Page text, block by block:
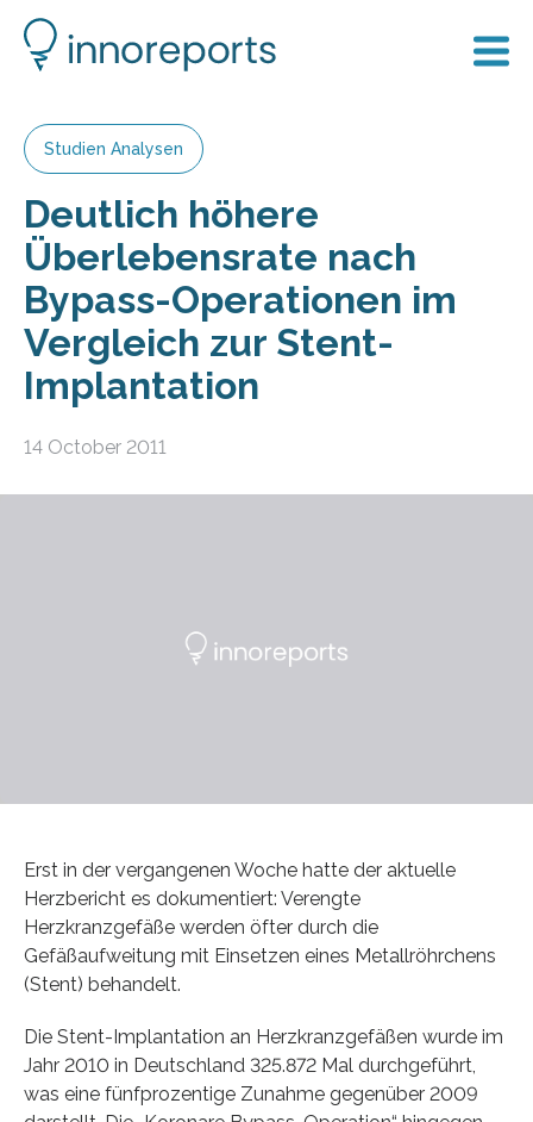
Studien Analysen
Deutlich höhere
Überlebensrate nach
Bypass-Operationen im
Vergleich zur Stent-
Implantation
14 October 2011
Erst in der vergangenen Woche hatte der aktuelle
Herzbericht es dokumentiert: Verengte
Herzkranzgefäße werden öfter durch die
Gefäßaufweitung mit Einsetzen eines Metallröhrchens
(Stent) behandelt.
Die Stent-Implantation an Herzkranzgefäßen wurde im
Jahr 2010 in Deutschland 325.872 Mal durchgeführt,
was eine fünfprozentige Zunahme gegenüber 2009